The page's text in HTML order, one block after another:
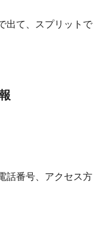
出て、スプリットで
話番号、アクセス方